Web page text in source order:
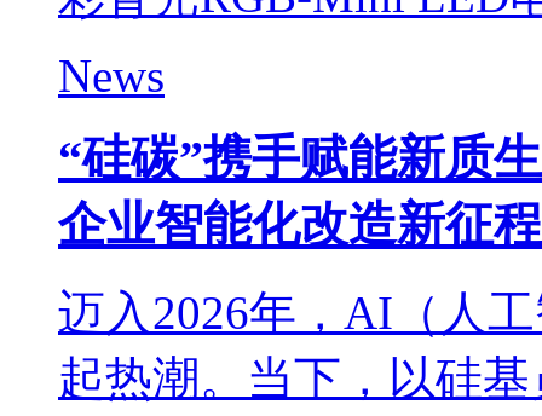
News
“硅碳”携手赋能新质
企业智能化改造新征程
迈入2026年，AI（人
起热潮。当下，以硅